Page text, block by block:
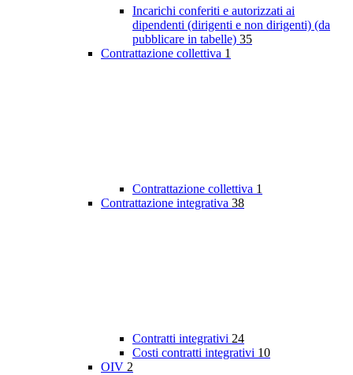
Incarichi conferiti e autorizzati ai
dipendenti (dirigenti e non dirigenti) (da
pubblicare in tabelle) 35
Contrattazione collettiva 1
Contrattazione collettiva 1
Contrattazione integrativa 38
Contratti integrativi 24
Costi contratti integrativi 10
OIV 2